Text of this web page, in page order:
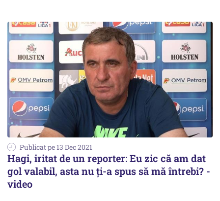
Publicat pe 13 Dec 2021
Hagi, iritat de un reporter: Eu zic că am dat
gol valabil, asta nu ți-a spus să mă întrebi? -
video